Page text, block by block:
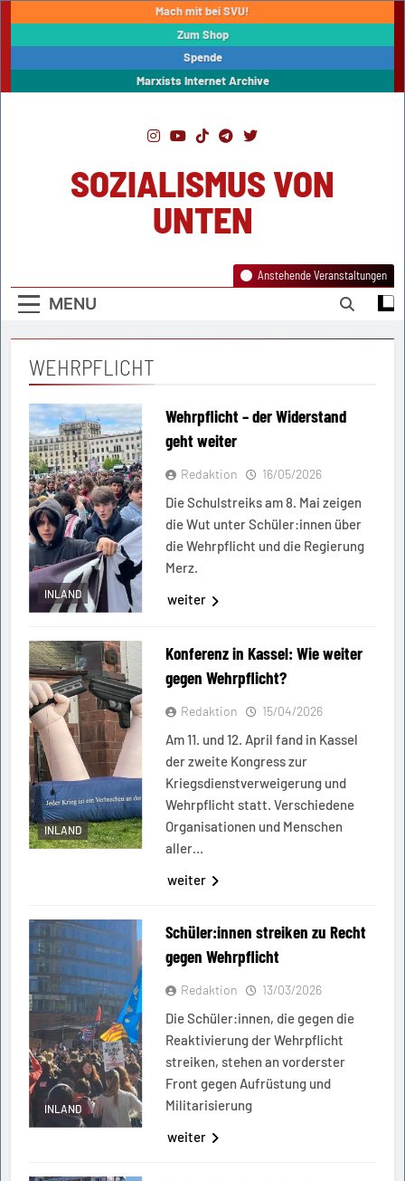
Mach mit bei SVU!
Zum Shop
Spende
Marxists Internet Archive
SOZIALISMUS VON
UNTEN
MENU
Anstehende Veranstaltungen
WEHRPFLICHT
INLAND
Wehrpflicht – der Widerstand
geht weiter
Redaktion 16/05/2026
Die Schulstreiks am 8. Mai zeigen
die Wut unter Schüler:innen über
die Wehrpflicht und die Regierung
Merz.
weiter
INLAND
Konferenz in Kassel: Wie weiter
gegen Wehrpflicht?
Redaktion 15/04/2026
Am 11. und 12. April fand in Kassel
der zweite Kongress zur
Kriegsdienstverweigerung und
Wehrpflicht statt. Verschiedene
Organisationen und Menschen
aller…
weiter
INLAND
Schüler:innen streiken zu Recht
gegen Wehrpflicht
Redaktion 13/03/2026
Die Schüler:innen, die gegen die
Reaktivierung der Wehrpflicht
streiken, stehen an vorderster
Front gegen Aufrüstung und
Militarisierung
weiter